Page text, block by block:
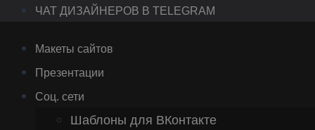
ЧАТ ДИЗАЙНЕРОВ В TELEGRAM
Макеты сайтов
Презентации
Соц. сети
Шаблоны для ВКонтакте